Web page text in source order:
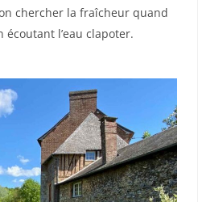
chercher la fraîcheur quand
l’eau clapoter.